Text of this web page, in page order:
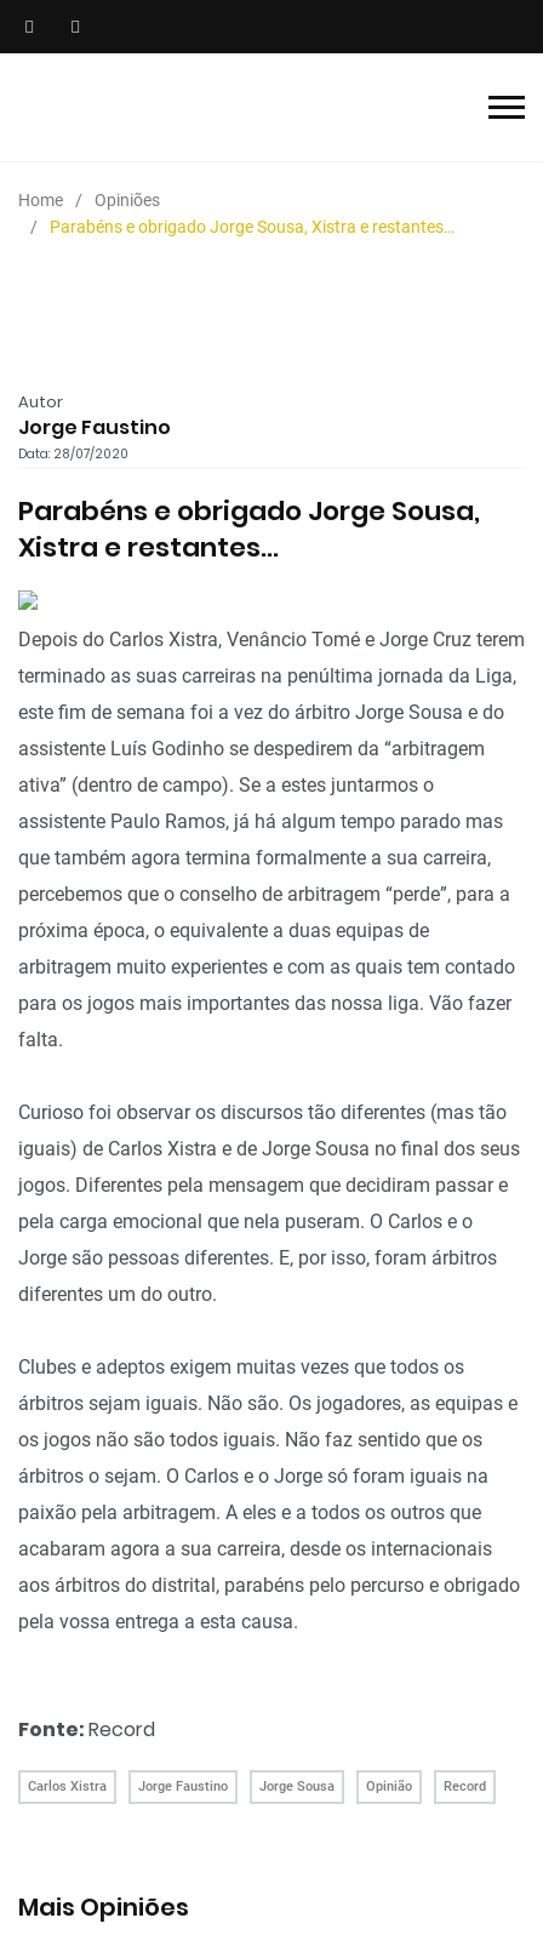
Home
Opiniões
Parabéns e obrigado Jorge Sousa, Xistra e restantes…
Autor
Jorge Faustino
Data: 28/07/2020
Parabéns e obrigado Jorge Sousa,
Xistra e restantes…
Depois do Carlos Xistra, Venâncio Tomé e Jorge Cruz terem
terminado as suas carreiras na penúltima jornada da Liga,
este fim de semana foi a vez do árbitro Jorge Sousa e do
assistente Luís Godinho se despedirem da “arbitragem
ativa” (dentro de campo). Se a estes juntarmos o
assistente Paulo Ramos, já há algum tempo parado mas
que também agora termina formalmente a sua carreira,
percebemos que o conselho de arbitragem “perde”, para a
próxima época, o equivalente a duas equipas de
arbitragem muito experientes e com as quais tem contado
para os jogos mais importantes das nossa liga. Vão fazer
falta.
Curioso foi observar os discursos tão diferentes (mas tão
iguais) de Carlos Xistra e de Jorge Sousa no final dos seus
jogos. Diferentes pela mensagem que decidiram passar e
pela carga emocional que nela puseram. O Carlos e o
Jorge são pessoas diferentes. E, por isso, foram árbitros
diferentes um do outro.
Clubes e adeptos exigem muitas vezes que todos os
árbitros sejam iguais. Não são. Os jogadores, as equipas e
os jogos não são todos iguais. Não faz sentido que os
árbitros o sejam. O Carlos e o Jorge só foram iguais na
paixão pela arbitragem. A eles e a todos os outros que
acabaram agora a sua carreira, desde os internacionais
aos árbitros do distrital, parabéns pelo percurso e obrigado
pela vossa entrega a esta causa.
Fonte:Record
Carlos Xistra Jorge Faustino Jorge Sousa Opinião Record
Mais Opiniões